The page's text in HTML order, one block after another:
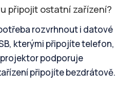
připojit ostatní zařízení?
rozvrhnout i datové
kterými připojíte telefon,
podporuje
připojíte bezdrátově.